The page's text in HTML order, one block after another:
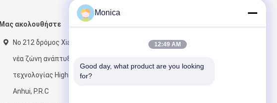
Μας ακολουθήστε
Νο 212 δρόμος Xiangzhang,
νέα ζώνη ανάπτυξης
τεχνολογίας High&, Hefei,
Anhui, P.R.C
Monica
12:49 AM
Good day, what product are you looking
for?